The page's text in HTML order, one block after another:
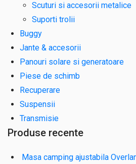
Scuturi si accesorii metalice
Suporti trolii
Buggy
Jante & accesorii
Panouri solare si generatoare
Piese de schimb
Recuperare
Suspensii
Transmisie
Produse recente
Masa camping ajustabila